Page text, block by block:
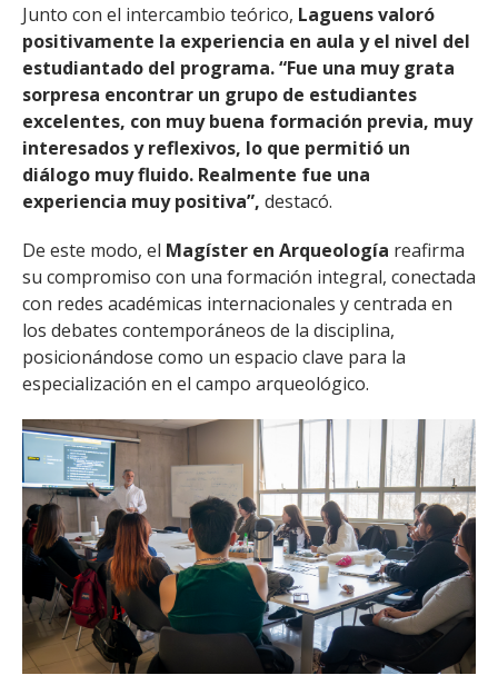
Junto con el intercambio teórico, Laguens valoró
positivamente la experiencia en aula y el nivel del
estudiantado del programa. “Fue una muy grata
sorpresa encontrar un grupo de estudiantes
excelentes, con muy buena formación previa, muy
interesados y reflexivos, lo que permitió un
diálogo muy fluido. Realmente fue una
experiencia muy positiva”, destacó.
De este modo, el Magíster en Arqueología reafirma
su compromiso con una formación integral, conectada
con redes académicas internacionales y centrada en
los debates contemporáneos de la disciplina,
posicionándose como un espacio clave para la
especialización en el campo arqueológico.